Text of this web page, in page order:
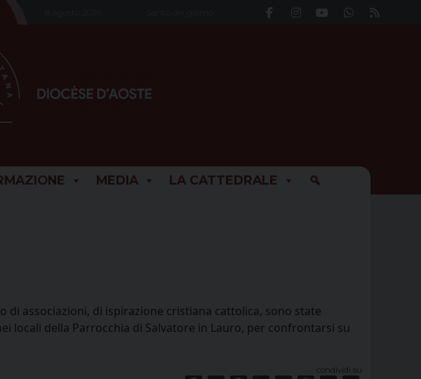
MEDIA LA CATTEDRALE
di associazioni, di ispirazione cristiana cattolica, sono state
locali della Parrocchia di Salvatore in Lauro, per confrontarsi su
condividi su